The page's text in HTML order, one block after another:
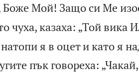
Мой! Защо си Ме
чуха, казаха: „Той вика
я в оцет и като я
пък говореха: